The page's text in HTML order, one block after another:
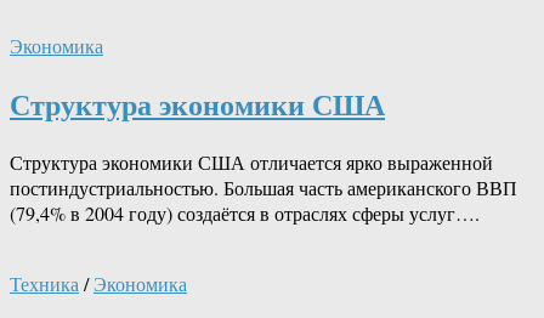
Экономика
Структура экономики США
Структура экономики США отличается ярко выраженной
постиндустриальностью. Большая часть американского ВВП
(79,4% в 2004 году) создаётся в отраслях сферы услуг….
Техника /Экономика